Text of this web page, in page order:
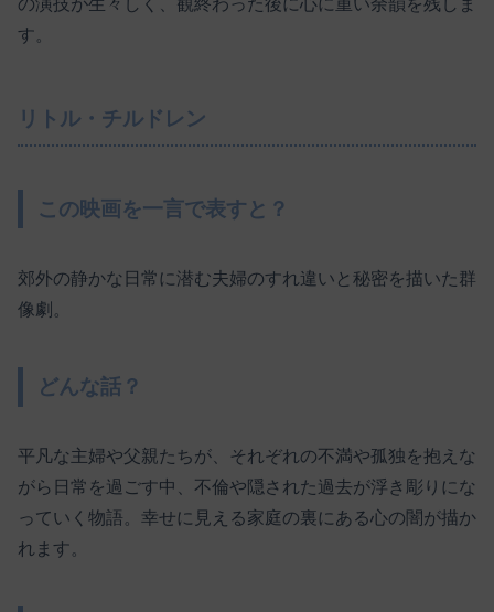
す。
リトル・チルドレン
この映画を一言で表すと？
郊外の静かな日常に潜む夫婦のすれ違いと秘密を描いた群
像劇。
どんな話？
平凡な主婦や父親たちが、それぞれの不満や孤独を抱えな
がら日常を過ごす中、不倫や隠された過去が浮き彫りにな
っていく物語。幸せに見える家庭の裏にある心の闇が描か
れます。